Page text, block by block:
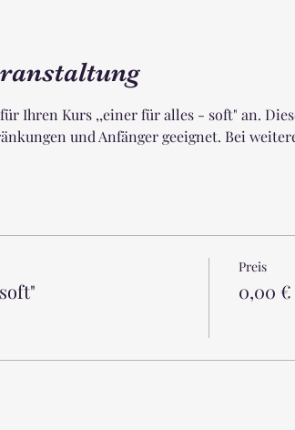
Ihren Kurs ,,einer für alles - soft" an.
und Anfänger geeignet. Bei
Preis
0,00 €